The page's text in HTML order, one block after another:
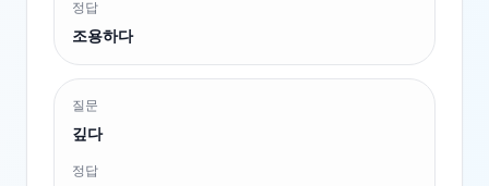
정답
조용하다
질문
깊다
정답